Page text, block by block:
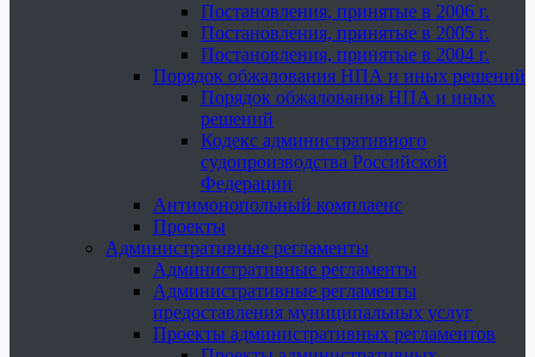
Постановления, принятые в 2006 г.
Постановления, принятые в 2005 г.
Постановления, принятые в 2004 г.
Порядок обжалования НПА и иных решений
Порядок обжалования НПА и иных
решений
Кодекс административного
судопроизводства Российской
Федерации
Антимонопольный комплаенс
Проекты
Административные регламенты
Административные регламенты
Административные регламенты
предоставления муниципальных услуг
Проекты административных регламентов